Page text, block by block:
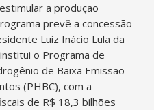
a produção
prevê a concessão
Luiz Inácio Lula da
o Programa de
de Baixa Emissão
(PHBC), com a
de R$ 18,3 bilhões